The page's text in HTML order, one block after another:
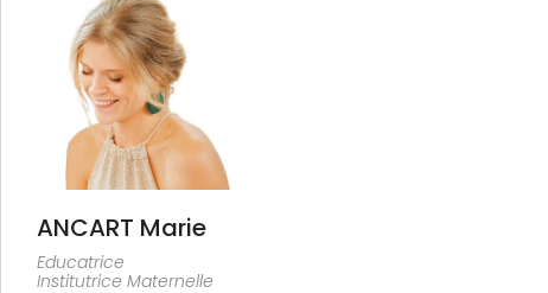
ANCART Marie
Educatrice
Institutrice Maternelle